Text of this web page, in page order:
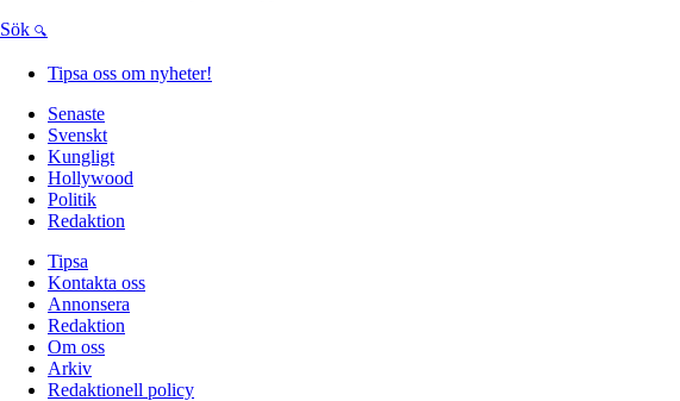
Sök
Tipsa oss om nyheter!
Senaste
Svenskt
Kungligt
Hollywood
Politik
Redaktion
Tipsa
Kontakta oss
Annonsera
Redaktion
Om oss
Arkiv
Redaktionell policy